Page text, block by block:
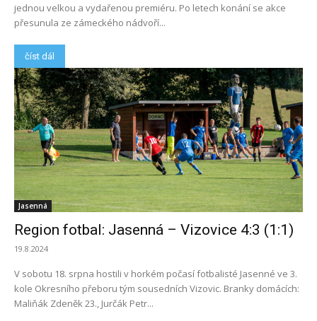
jednou velkou a vydařenou premiéru. Po letech konání se akce
přesunula ze zámeckého nádvoří...
číst dál
Jasenná
Region fotbal: Jasenná – Vizovice 4:3 (1:1)
19.8.2024
V sobotu 18. srpna hostili v horkém počasí fotbalisté Jasenné ve 3.
kole Okresního přeboru tým sousedních Vizovic. Branky domácích:
Maliňák Zdeněk 23., Jurčák Petr...